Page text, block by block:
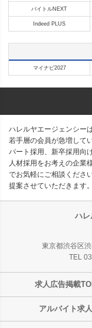
バイトルNEXT
Indeed PLUS
マイナビ2027
ハレルヤエージェンシー
若手層の会員が急増して
パート採用、新卒採用向
人材採用をお考えの企業
でお気軽にご相談くださ
提案させていただきます。
ハレ
東京都渋谷区
TEL
求人広告掲載
アルバイト求人